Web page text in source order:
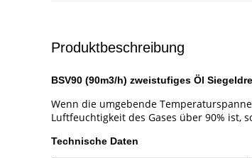
Produktbeschreibung
BSV90 (90m3/h) zweistufiges Öl
Wenn die umgebende
Luftfeuchtigkeit des Gases über 90% ist,
Technische Daten